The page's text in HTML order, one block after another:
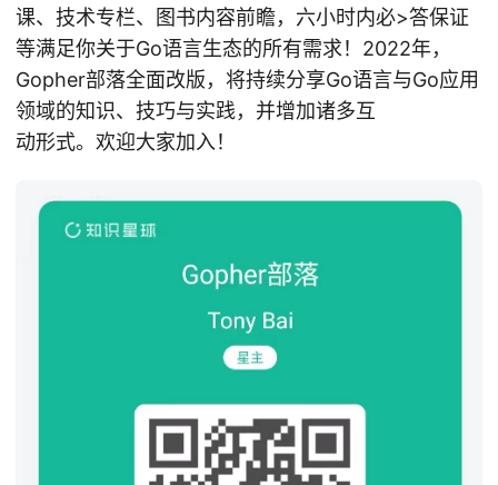
课、技术专栏、图书内容前瞻，六小时内必>答保证
等满足你关于Go语言生态的所有需求！2022年，
Gopher部落全面改版，将持续分享Go语言与Go应用
领域的知识、技巧与实践，并增加诸多互
动形式。欢迎大家加入！